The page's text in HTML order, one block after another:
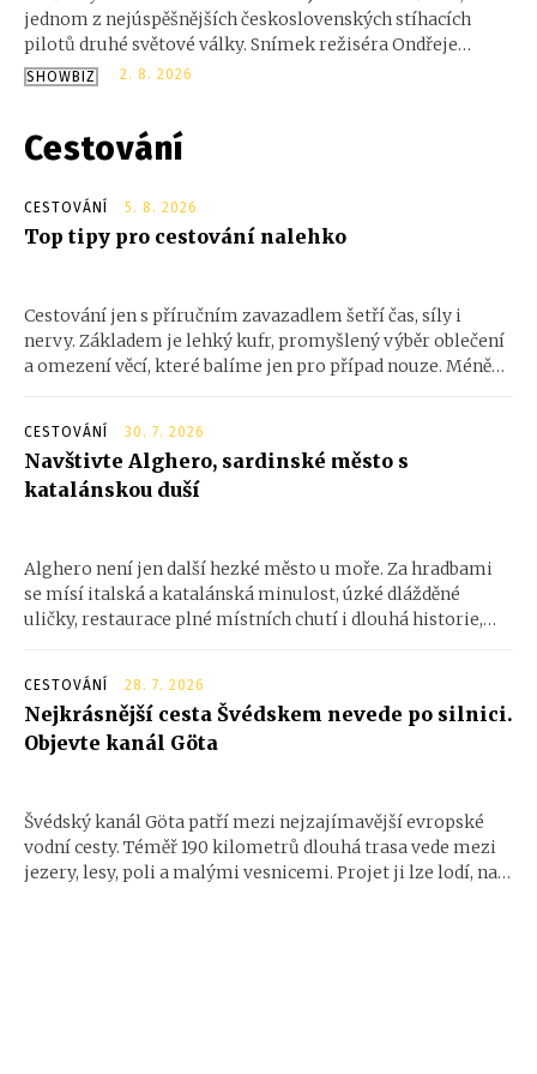
jednom z nejúspěšnějších československých stíhacích
pilotů druhé světové války. Snímek režiséra Ondřeje
Veverky se nejprve představí v Prostějově, který je úzce
SHOWBIZ 2. 8. 2026
Cestování
CESTOVÁNÍ 5. 8. 2026
Top tipy pro cestování nalehko
Cestování jen s příručním zavazadlem šetří čas, síly i
nervy. Základem je lehký kufr, promyšlený výběr oblečení
a omezení věcí, které balíme jen pro případ nouze. Méně
zabalit úsporně?
CESTOVÁNÍ 30. 7. 2026
Navštivte Alghero, sardinské město s
katalánskou duší
Alghero není jen další hezké město u moře. Za hradbami
se mísí italská a katalánská minulost, úzké dlážděné
uličky, restaurace plné místních chutí i dlouhá historie,
pobřeží.
CESTOVÁNÍ 28. 7. 2026
Nejkrásnější cesta Švédskem nevede po silnici.
Objevte kanál Göta
Švédský kanál Göta patří mezi nejzajímavější evropské
vodní cesty. Téměř 190 kilometrů dlouhá trasa vede mezi
jezery, lesy, poli a malými vesnicemi. Projet ji lze lodí, na